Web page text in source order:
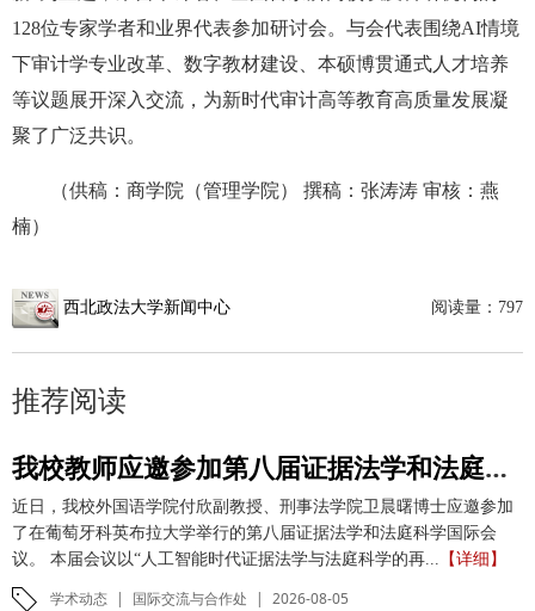
128位专家学者和业界代表参加研讨会。与会代表围绕AI情境
下审计学专业改革、数字教材建设、本硕博贯通式人才培养
等议题展开深入交流，为新时代审计高等教育高质量发展凝
聚了广泛共识。
（供稿：商学院（管理学院） 撰稿：张涛涛 审核：燕
楠）
西北政法大学新闻中心 阅读量： 797
推荐阅读
我校教师应邀参加第八届证据法学和法庭科学国际会议并作学术报告
近日，我校外国语学院付欣副教授、刑事法学院卫晨曙博士应邀参加
了在葡萄牙科英布拉大学举行的第八届证据法学和法庭科学国际会
议。 本届会议以“人工智能时代证据法学与法庭科学的再... 【详细】
学术动态 | 国际交流与合作处 | 2026-08-05